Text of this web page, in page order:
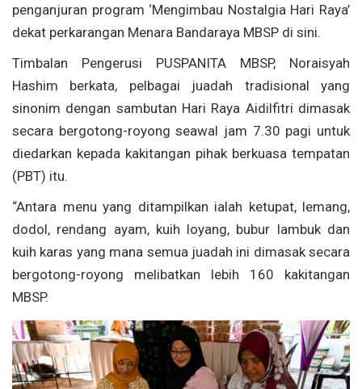
penganjuran program ‘Mengimbau Nostalgia Hari Raya’
dekat perkarangan Menara Bandaraya MBSP di sini.
Timbalan Pengerusi PUSPANITA MBSP, Noraisyah
Hashim berkata, pelbagai juadah tradisional yang
sinonim dengan sambutan Hari Raya Aidilfitri dimasak
secara bergotong-royong seawal jam 7.30 pagi untuk
diedarkan kepada kakitangan pihak berkuasa tempatan
(PBT) itu.
“Antara menu yang ditampilkan ialah ketupat, lemang,
dodol, rendang ayam, kuih loyang, bubur lambuk dan
kuih karas yang mana semua juadah ini dimasak secara
bergotong-royong melibatkan lebih 160 kakitangan
MBSP.